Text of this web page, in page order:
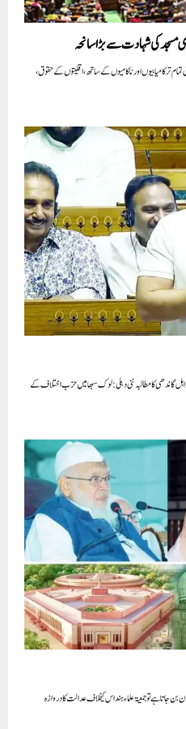
مسجد کی شہادت سے بڑا سانحہ
تر کامیابیوں اور ناکامیوں کے ساتھ، اقلیتوں کے حقوق،
گاندھی کا مطالبہ نئی دہلی: لوک سبھا میں حزب اختلاف کے
بن جاتا ہے تو جمعیۃ علماء ہند اس کیخلاف عدالت کا دروازہ